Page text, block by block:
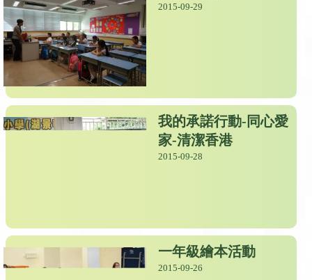
2015-09-29
我的承諾行動-同心愛
家-清潔香港
2015-09-28
一年級繪本活動
2015-09-26